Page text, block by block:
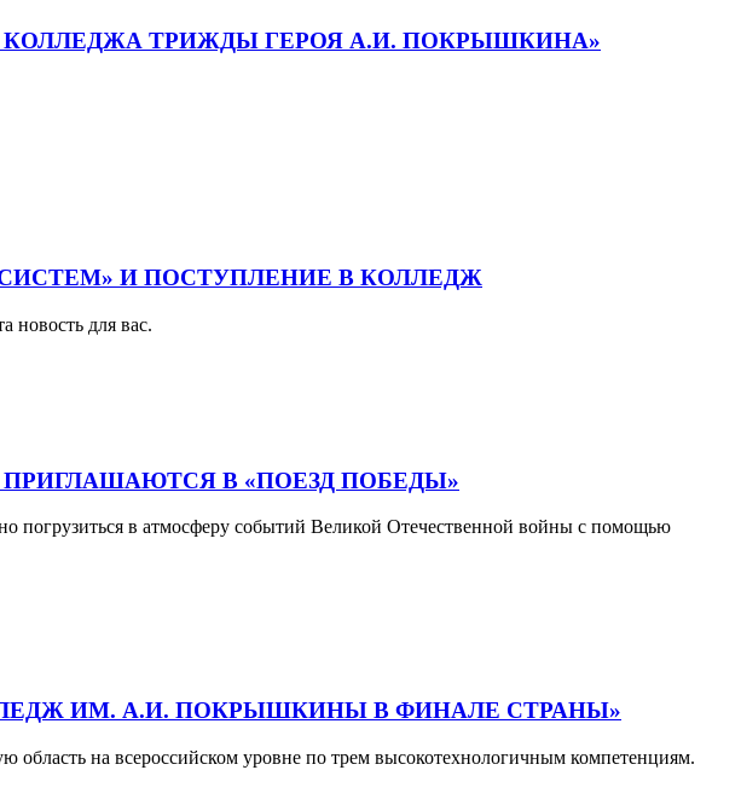
КОЛЛЕДЖА ТРИЖДЫ ГЕРОЯ А.И. ПОКРЫШКИНА»
И ПОСТУПЛЕНИЕ В КОЛЛЕДЖ
новость для вас.
В «ПОЕЗД ПОБЕДЫ»
погрузиться в атмосферу событий Великой Отечественной войны с помощью
ИМ. А.И. ПОКРЫШКИНЫ В ФИНАЛЕ СТРАНЫ»
область на всероссийском уровне по трем высокотехнологичным компетенциям.